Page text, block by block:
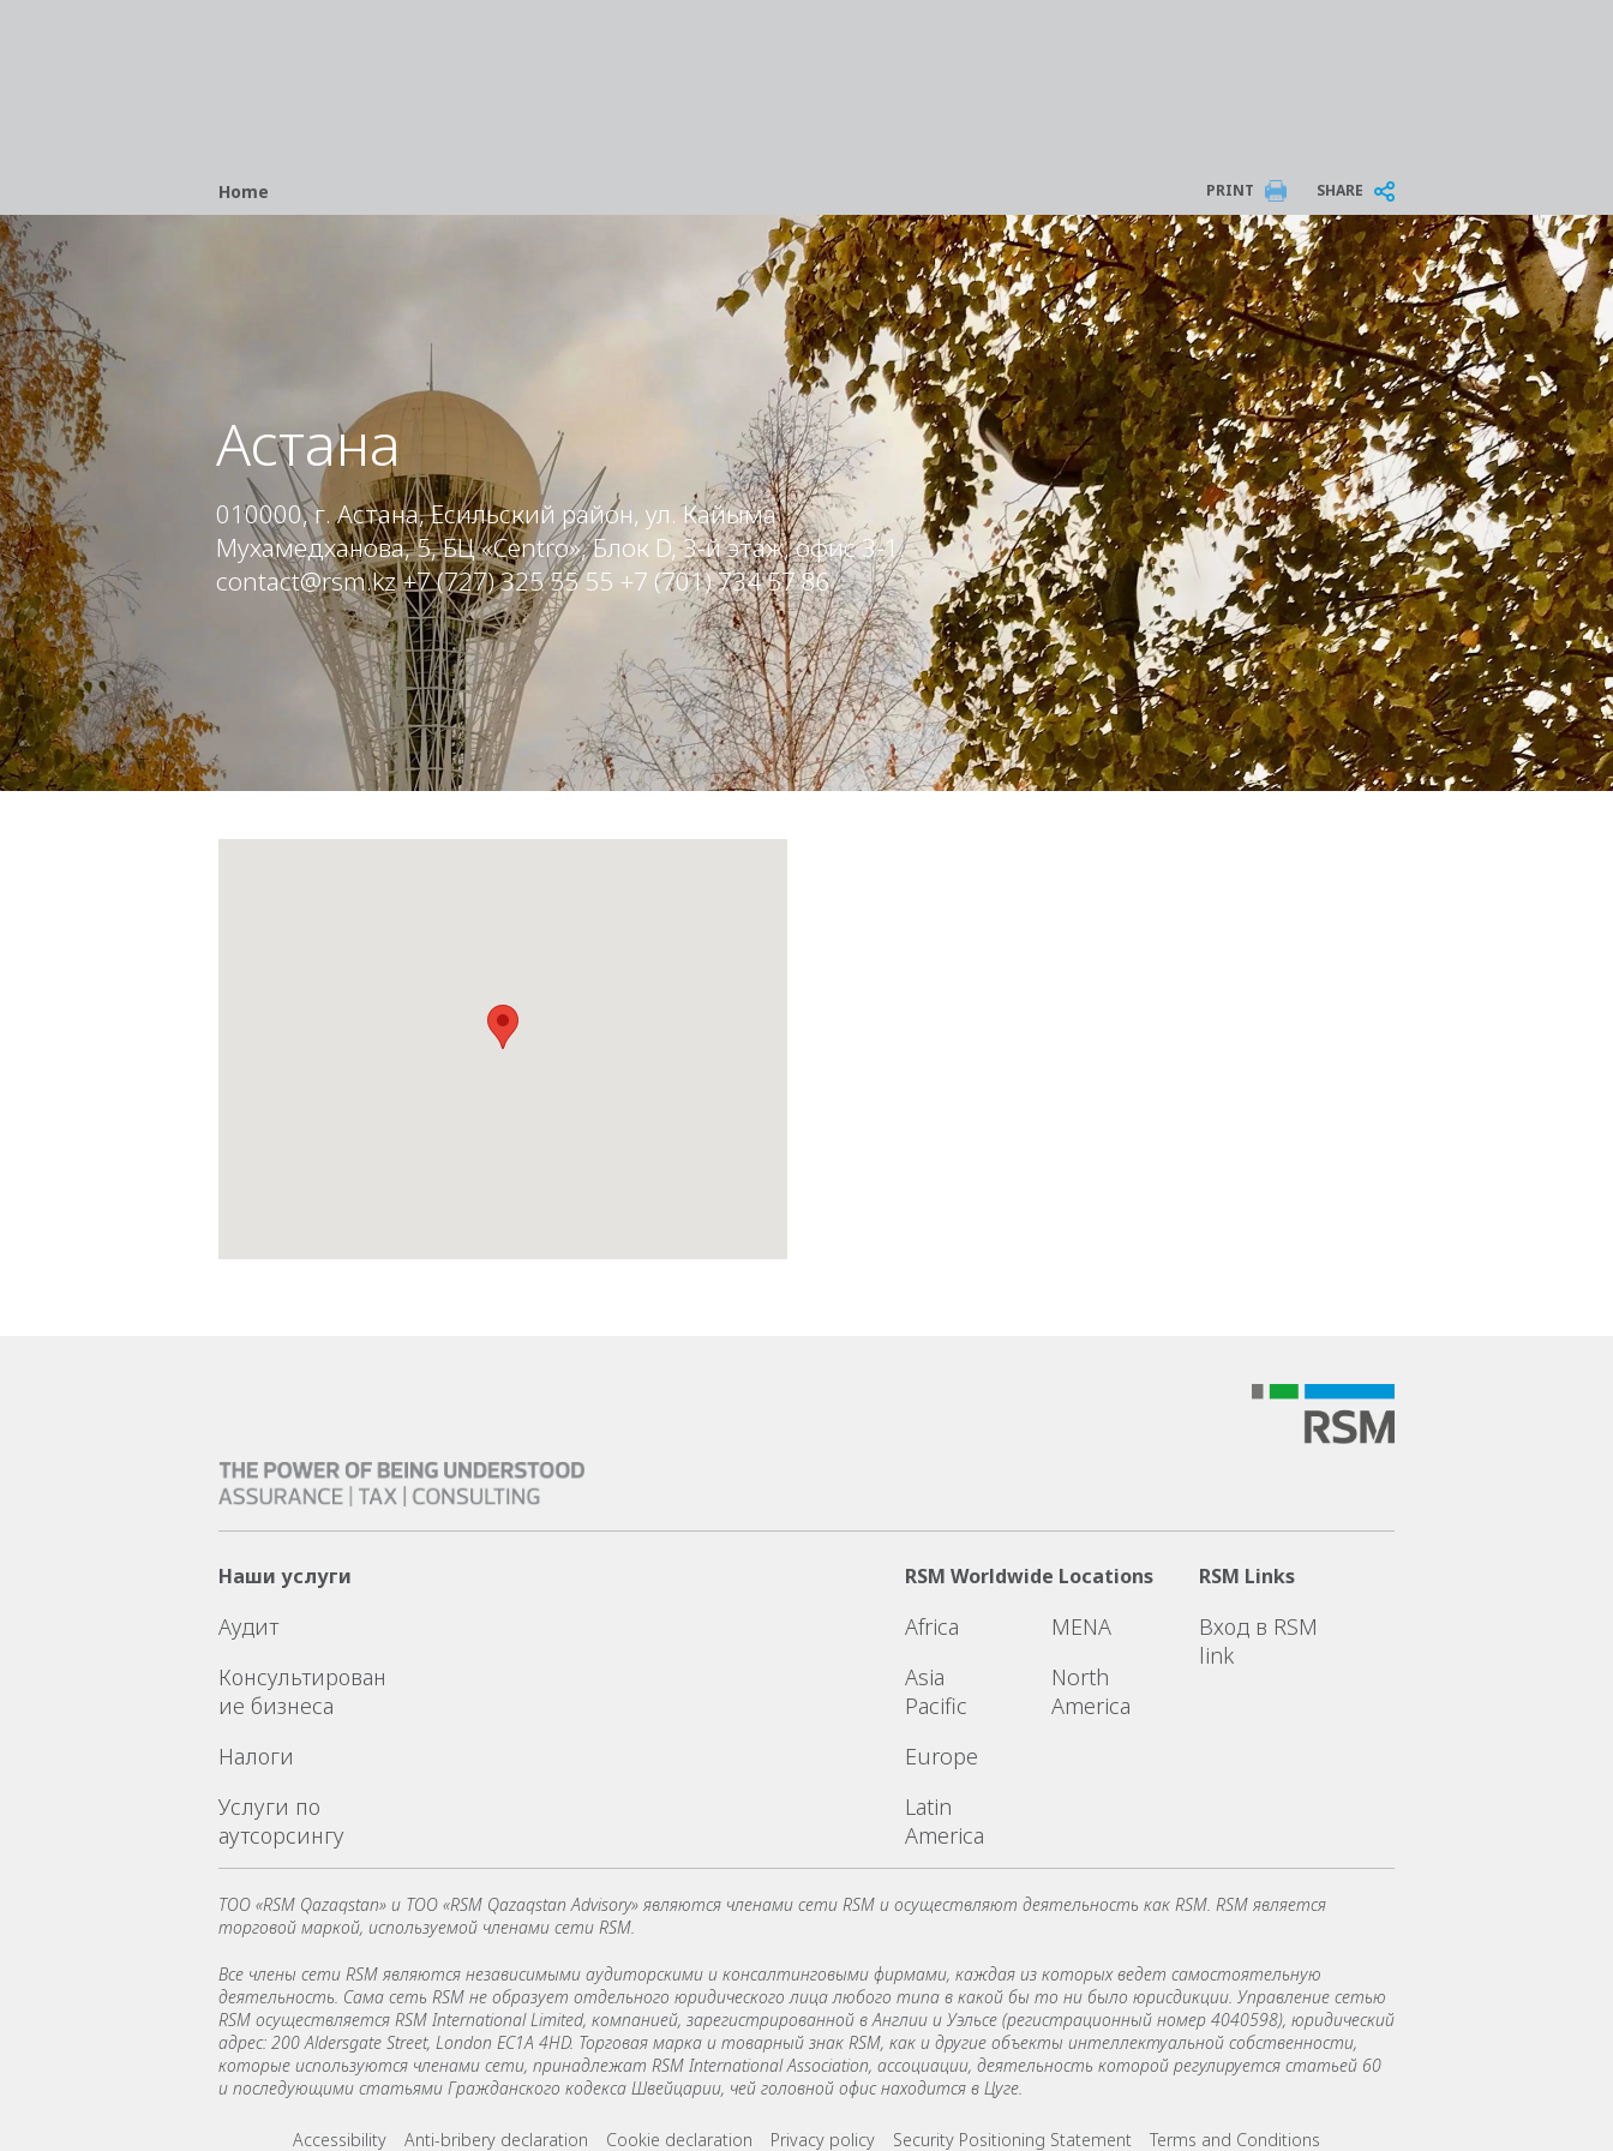
Breadcrumb
Home PRINT SHARE
Астана
010000, г. Астана, Есильский район, ул. Кайыма
Мухамедханова, 5, БЦ «Centro», Блок D, 3-й этаж, офис 3-1.
contact@rsm.kz +7 (727) 325 55 55 +7 (701) 734 57 86
Наши услуги
Аудит
Консультирован
ие бизнеса
Налоги
Услуги по
аутсорсингу
RSM Worldwide Locations
Africa
Asia
Pacific
Europe
Latin
America
MENA
North
America
RSM Links
Вход в RSM
link
TОО «RSM Qazaqstan» и ТОО «RSM Qazaqstan Advisory» являются членами сети RSM и осуществляют деятельность как RSM. RSM является
торговой маркой, используемой членами сети RSM.
Все члены сети RSM являются независимыми аудиторскими и консалтинговыми фирмами, каждая из которых ведет самостоятельную
деятельность. Сама сеть RSM не образует отдельного юридического лица любого типа в какой бы то ни было юрисдикции. Управление сетью
RSM осуществляется RSM International Limited, компанией, зарегистрированной в Англии и Уэльсе (регистрационный номер 4040598), юридический
адрес: 200 Aldersgate Street, London EC1A 4HD. Торговая марка и товарный знак RSM, как и другие объекты интеллектуальной собственности,
которые используются членами сети, принадлежат RSM International Association, ассоциации, деятельность которой регулируется статьей 60
и последующими статьями Гражданского кодекса Швейцарии, чей головной офис находится в Цуге.
Accessibility Anti-bribery declaration Cookie declaration Privacy policy Security Positioning Statement Terms and Conditions